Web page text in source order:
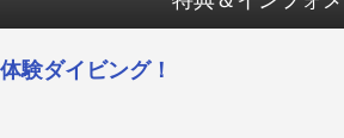
験ダイビング！